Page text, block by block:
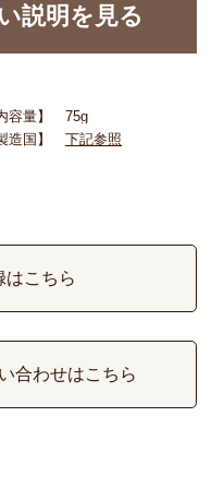
説明を見る
内容量】 75g
造国】 下記参照
はこちら
合わせはこちら